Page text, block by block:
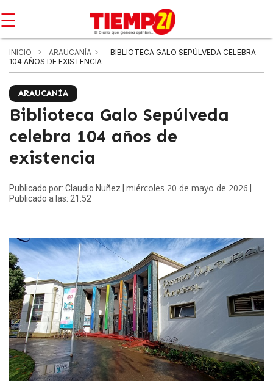
☰
INICIO ARAUCANÍA
BIBLIOTECA GALO SEPÚLVEDA CELEBRA
104 AÑOS DE EXISTENCIA
ARAUCANÍA
Biblioteca Galo Sepúlveda
celebra 104 años de
existencia
Publicado por: Claudio Nuñez | miércoles 20 de mayo de 2026
Publicado a las: 21:52